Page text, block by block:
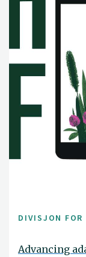
DIVISJON FOR
Advancing